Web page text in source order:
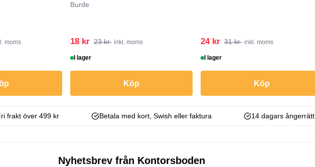
moms
Burde
18 kr 23 kr inkl. moms
I lager
Köp
24 kr 31 kr inkl. moms
I lager
Köp
frakt över 499 kr Betala med kort, Swish eller faktura 14 dagars ångerrätt
Nyhetsbrev från Kontorsboden